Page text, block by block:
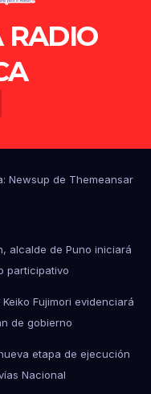
RADIO
Newsup de Themeansar
alcalde de Puno iniciará
participativo
Fujimori evidenciará
de gobierno
etapa de ejecución
Nacional